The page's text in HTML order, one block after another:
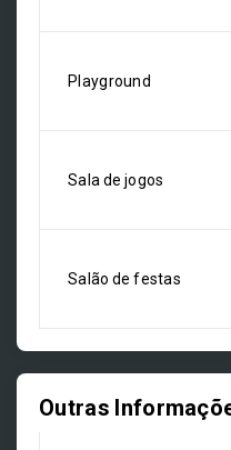
Playground
Sala de jogos
Salão de festas
Outras